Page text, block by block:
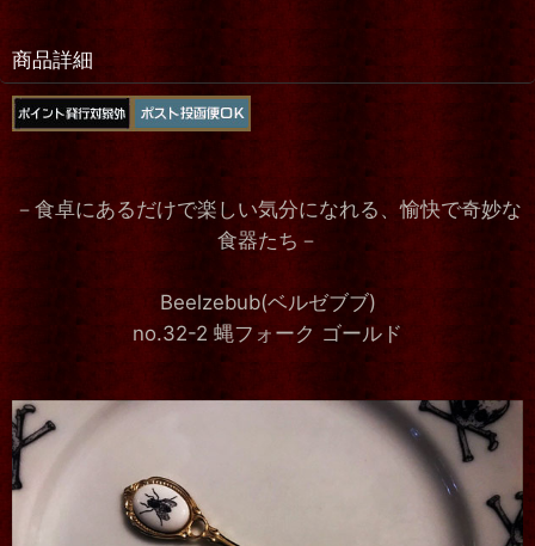
商品詳細
－食卓にあるだけで楽しい気分になれる、愉快で奇妙な
食器たち－
Beelzebub(ベルゼブブ)
no.32-2 蝿フォーク ゴールド